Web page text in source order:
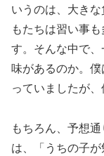
いうのは、大き
もたちは習い事
す。そんな中で
味があるのか。
っていましたが、
もちろん、予想
は、「うちの子が